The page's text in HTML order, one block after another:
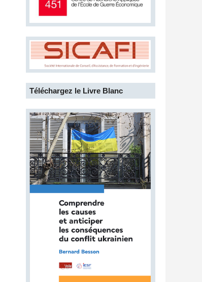
Téléchargez le Livre Blanc